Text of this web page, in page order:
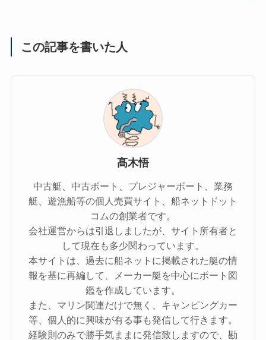
この記事を書いた人
髙木悟
中古艇、中古ボート、プレジャーボート、業務
艇、遊漁船等の個人売買サイト、船ネットドット
コムの創業者です。
会社運営からは引退しましたが、サイト所有者と
して現在も多少関わっています。
本サイトは、過去に船ネットに掲載された艇の情
報を基に再編して、メーカー艇を中心にボート図
鑑を作成しています。
また、マリン関連だけで無く、キャンピングカー
等、個人的に興味が有る事も発信して行きます。
経験則のみで勝手気ままに発信致しますので、勘